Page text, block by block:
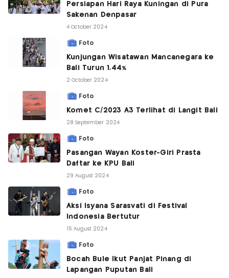
Persiapan Hari Raya Kuningan di Pura
Sakenan Denpasar
4 October 2024
Foto
Kunjungan Wisatawan Mancanegara ke
Bali Turun 1,44%
2 October 2024
Foto
Komet C/2023 A3 Terlihat di Langit Bali
28 September 2024
Foto
Pasangan Wayan Koster-Giri Prasta
Daftar ke KPU Bali
29 August 2024
Foto
Aksi Isyana Sarasvati di Festival
Indonesia Bertutur
15 August 2024
Foto
Bocah Bule Ikut Panjat Pinang di
Lapangan Puputan Bali